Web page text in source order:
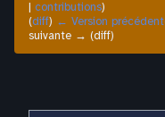
| contributions)
(diff) ← Version
suivante → (diff)